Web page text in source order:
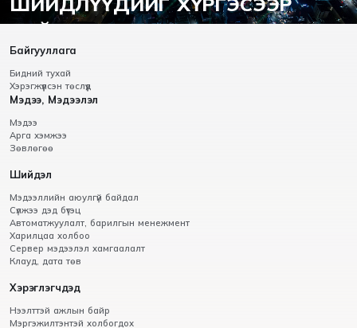
БАЙНА.
Байгууллага
Бидний тухай
Хэрэгжүүлсэн төслүүд
Мэдээ, Мэдээлэл
Мэдээ
Арга хэмжээ
Зөвлөгөө
Шийдэл
Мэдээллийн аюулгүй байдал
Сүлжээ дэд бүтэц
Автоматжуулалт, барилгын менежмент
Харилцаа холбоо
Сервер мэдээлэл хамгаалалт
Клауд, дата төв
Хэрэглэгчдэд
Нээлттэй ажлын байр
Мэргэжилтэнтэй холбогдох